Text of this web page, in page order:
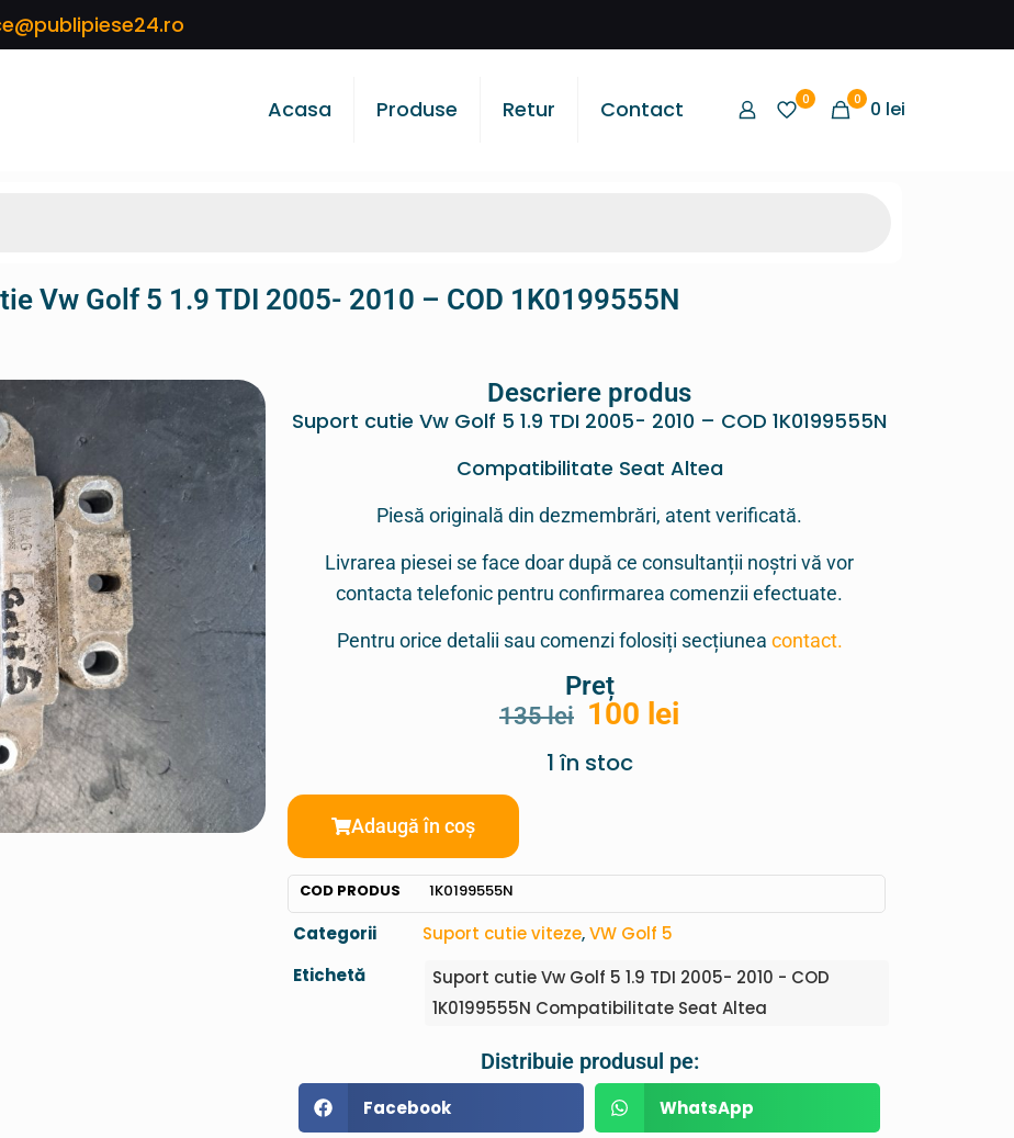
Acasa Produse Retur Contact 0 0 0 lei
Vw Golf 5 1.9 TDI 2005- 2010 – COD 1K0199555N
Descriere produs
Suport cutie Vw Golf 5 1.9 TDI 2005- 2010 – COD 1K0199555N
Compatibilitate Seat Altea
Piesă originală din dezmembrări, atent verificată.
Livrarea piesei se face doar după ce consultanții noștri vă vor
contacta telefonic pentru confirmarea comenzii efectuate.
Pentru orice detalii sau comenzi folosiți secțiunea contact.
Preț
135lei 100 lei
1 în stoc
Adaugă în coș
COD PRODUS 1K0199555N
Categorii Suport cutie viteze,VW Golf 5
Etichetă
Suport cutie Vw Golf 5 1.9 TDI 2005- 2010 - COD
1K0199555N Compatibilitate Seat Altea
Distribuie produsul pe:
Facebook WhatsApp